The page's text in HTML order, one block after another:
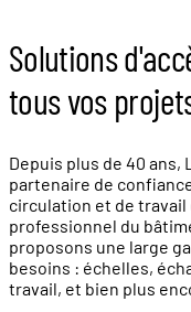
Solutions
tous vos
Depuis plus de 40
partenaire de
circulation et de travail
professionnel du
proposons une large
besoins : échelles,
travail, et bien plus